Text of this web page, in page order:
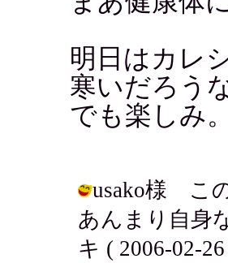
明日はカレ
寒いだろう
でも楽しみ。
usako様 こ
あんまり自身
キ ( 2006-02-